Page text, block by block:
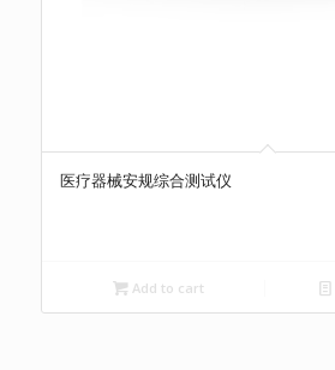
医疗器械安规综合测试仪
Add to cart